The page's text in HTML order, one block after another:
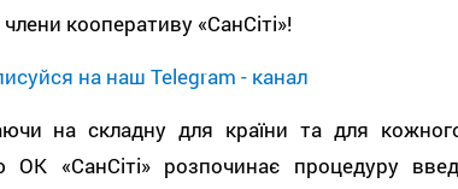
кооперативу «СанСіті»!
на наш Telegram - канал
на складну для країни та для
ОК «СанСіті» розпочинає процедуру